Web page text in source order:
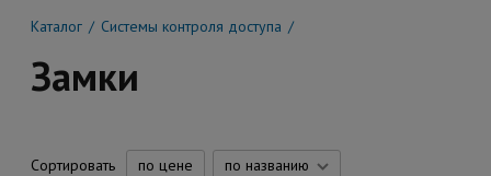
Каталог Системы контроля доступа
Замки
Сортировать по цене по названию